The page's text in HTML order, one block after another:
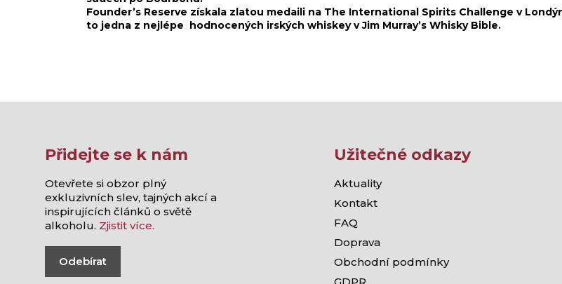
Founder’s Reserve získala zlatou medaili na The International Spirits Challenge v
to jedna z nejlépe hodnocených irských whiskey v Jim Murray’s Whisky Bible.
Přidejte se k nám
Otevřete si obzor plný
exkluzivních slev, tajných akcí a
inspirujících článků o světě
alkoholu. Zjistit více.
Odebírat
Užitečné odkazy
Aktuality
Kontakt
FAQ
Doprava
Obchodní podmínky